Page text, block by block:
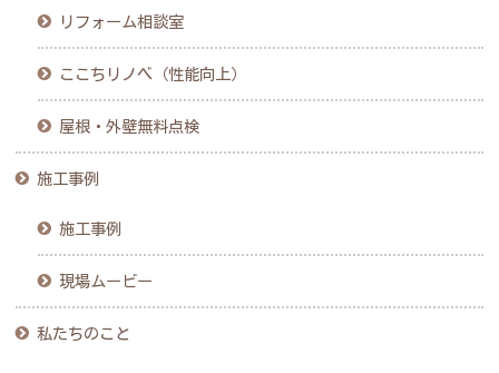
リフォーム相談室
ここちリノベ（性能向上）
屋根・外壁無料点検
施工事例
施工事例
現場ムービー
私たちのこと